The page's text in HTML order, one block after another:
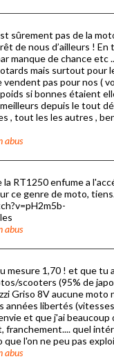
sûrement pas de la
de nous d’ailleurs !
manque de chance etc
mais surtout pour
pas pour nos (
si bonnes étaient
depuis le tout
tout les les autres , ben
abus
RT1250 enfume a
ce genre de moto,
abus
1,70 ! et que tu
scooters (95% de
Griso 8V aucune moto
libertés
et que j'ai beaucoup
quel
l'on ne peu pas
abus